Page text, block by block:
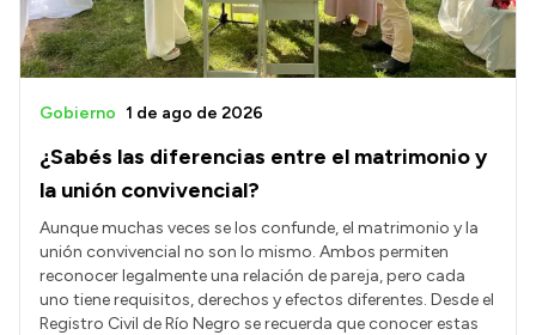
¿Sabés las diferencias entre el matrimonio y
la unión convivencial?
Gobierno 1 de ago de 2026
Aunque muchas veces se los confunde, el matrimonio y la
unión convivencial no son lo mismo. Ambos permiten
reconocer legalmente una relación de pareja, pero cada
uno tiene requisitos, derechos y efectos diferentes. Desde el
Registro Civil de Río Negro se recuerda que conocer estas